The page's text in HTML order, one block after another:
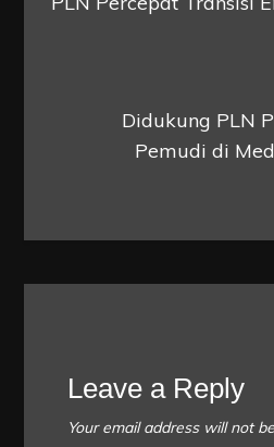
Didukung PLN
Pemudi di
Leave a Reply
Your email address will not